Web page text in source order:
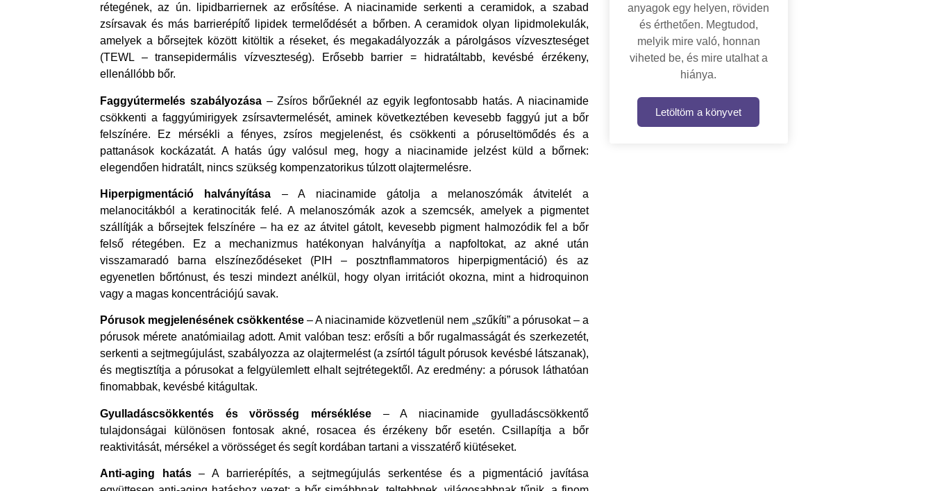
rétegének, az ún. lipidbarriernek az erősítése. A niacinamide serkenti a ceramidok, a szabad
zsírsavak és más barrierépítő lipidek termelődését a bőrben. A ceramidok olyan lipidmolekulák,
amelyek a bőrsejtek között kitöltik a réseket, és megakadályozzák a párolgásos vízveszteséget
(TEWL – transepidermális vízveszteség). Erősebb barrier = hidratáltabb, kevésbé érzékeny,
ellenállóbb bőr.
Faggyútermelés szabályozása– Zsíros bőrűeknél az egyik legfontosabb hatás. A niacinamide
csökkenti a faggyúmirigyek zsírsavtermelését, aminek következtében kevesebb faggyú jut a bőr
felszínére. Ez mérsékli a fényes, zsíros megjelenést, és csökkenti a póruseltömődés és a
pattanások kockázatát. A hatás úgy valósul meg, hogy a niacinamide jelzést küld a bőrnek:
elegendően hidratált, nincs szükség kompenzatorikus túlzott olajtermelésre.
Hiperpigmentáció halványítása – A niacinamide gátolja a melanoszómák átvitelét a
melanocitákból a keratinociták felé. A melanoszómák azok a szemcsék, amelyek a pigmentet
szállítják a bőrsejtek felszínére – ha ez az átvitel gátolt, kevesebb pigment halmozódik fel a bőr
felső rétegében. Ez a mechanizmus hatékonyan halványítja a napfoltokat, az akné után
visszamaradó barna elszíneződéseket (PIH – posztnflammatoros hiperpigmentáció) és az
egyenetlen bőrtónust, és teszi mindezt anélkül, hogy olyan irritációt okozna, mint a hidroquinon
vagy a magas koncentrációjú savak.
Pórusok megjelenésének csökkentése – A niacinamide közvetlenül nem „szűkíti” a pórusokat – a
pórusok mérete anatómiailag adott. Amit valóban tesz: erősíti a bőr rugalmasságát és szerkezetét,
serkenti a sejtmegújulást, szabályozza az olajtermelést (a zsírtól tágult pórusok kevésbé látszanak),
és megtisztítja a pórusokat a felgyülemlett elhalt sejtrétegektől. Az eredmény: a pórusok láthatóan
finomabbak, kevésbé kitágultak.
Gyulladáscsökkentés és vörösség mérséklése – A niacinamide gyulladáscsökkentő
tulajdonságai különösen fontosak akné, rosacea és érzékeny bőr esetén. Csillapítja a bőr
reaktivitását, mérsékel a vörösséget és segít kordában tartani a visszatérő kiütéseket.
Anti-aging hatás– A barrierépítés, a sejtmegújulás serkentése és a pigmentáció javítása
anyagok egy helyen, röviden
és érthetően. Megtudod,
melyik mire való, honnan
viheted be, és mire utalhat a
hiánya.
Letöltöm a könyvet